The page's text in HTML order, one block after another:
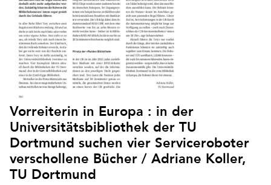
Vorreiterin in Europa : in der
Universitätsbibliothek der TU
Dortmund suchen vier Serviceroboter
verschollene Bücher / Adriane Koller,
TU Dortmund